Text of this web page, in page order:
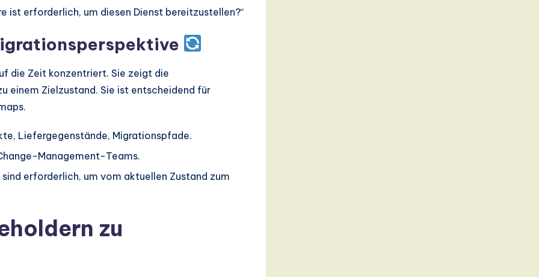
ist erforderlich, um diesen Dienst bereitzustellen?“
die Zeit konzentriert. Sie zeigt die
einem Zielzustand. Sie ist entscheidend für
Liefergegenstände, Migrationspfade.
Management-Teams.
erforderlich, um vom aktuellen Zustand zum
zu